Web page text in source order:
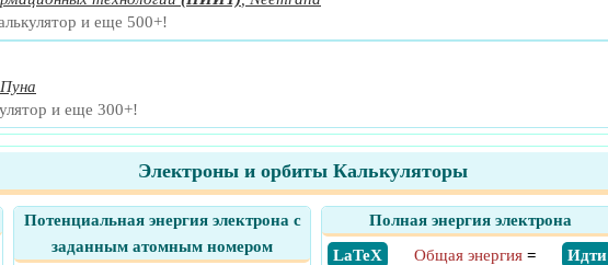
и еще 500+!
Пуна
и еще 300+!
Электроны и орбиты Калькуляторы
Потенциальная энергия электрона с
заданным атомным номером
Полная энергия электрона
​ LaTeX
​ Идти
Общая энергия=